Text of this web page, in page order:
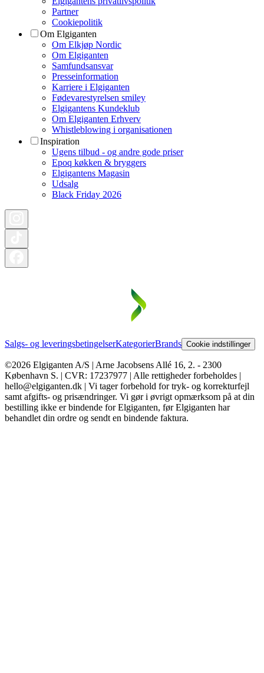
Partner
Cookiepolitik
Om Elgiganten
Om Elkjøp Nordic
Om Elgiganten
Samfundsansvar
Presseinformation
Karriere i Elgiganten
Fødevarestyrelsen smiley
Elgigantens Kundeklub
Om Elgiganten Erhverv
Whistleblowing i organisationen
Inspiration
Ugens tilbud - og andre gode priser
Epoq køkken & bryggers
Elgigantens Magasin
Udsalg
Black Friday 2026
Salgs- og leveringsbetingelserKategorierBrands Cookie indstillinger
©2026 Elgiganten A/S | Arne Jacobsens Allé 16, 2. - 2300
København S. | CVR: 17237977 | Alle rettigheder forbeholdes |
hello@elgiganten.dk | Vi tager forbehold for tryk- og korrekturfejl
samt afgifts- og prisændringer. Vi gør i øvrigt opmærksom på at din
bestilling ikke er bindende for Elgiganten, før Elgiganten har
behandlet din ordre og sendt en bindende faktura.